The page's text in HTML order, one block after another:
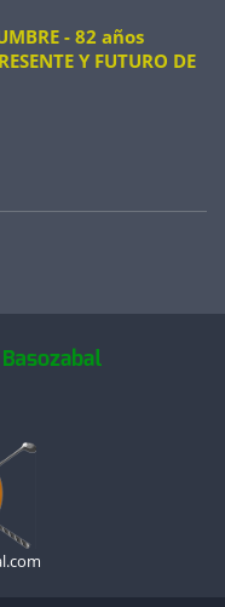
- 82 años
Y FUTURO DE